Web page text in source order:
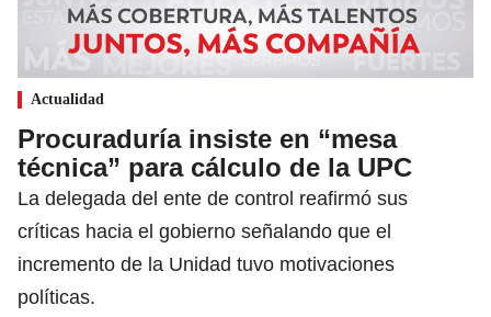
Actualidad
Procuraduría insiste en “mesa
técnica” para cálculo de la UPC
La delegada del ente de control reafirmó sus
críticas hacia el gobierno señalando que el
incremento de la Unidad tuvo motivaciones
políticas.